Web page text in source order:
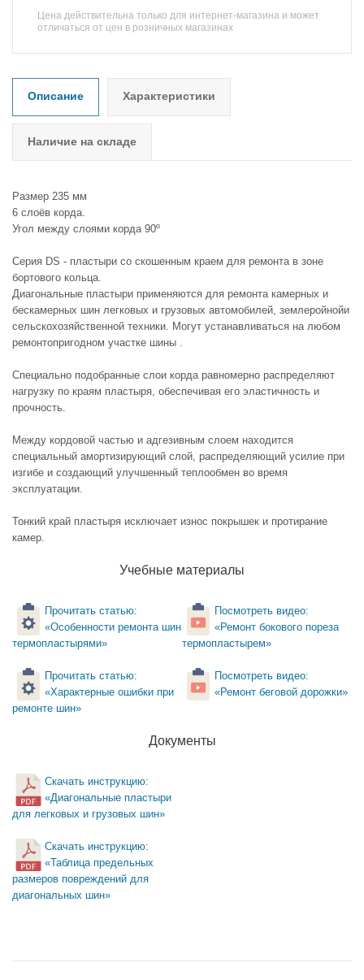
Цена действительна только для интернет-магазина и может
отличаться от цен в розничных магазинах
Описание Характеристики
Наличие на складе
Размер 235 мм
6 слоёв корда.
Угол между слоями корда 90º
Серия DS - пластыри со скошенным краем для ремонта в зоне
бортового кольца.
Диагональные пластыри применяются для ремонта камерных и
бескамерных шин легковых и грузовых автомобилей, землеройнойи
сельскохозяйственной техники. Могут устанавливаться на любом
ремонтопригодном участке шины .
Специально подобранные слои корда равномерно распределяют
нагрузку по краям пластыря, обеспечивая его эластичность и
прочность.
Между кордовой частью и адгезивным слоем находится
специальный амортизирующий слой, распределяющий усилие при
изгибе и создающий улучшенный теплообмен во время
эксплуатации.
Тонкий край пластыря исключает износ покрышек и протирание
камер.
Учебные материалы
Прочитать статью:
«Особенности ремонта шин
термопластырями»
Прочитать статью:
«Характерные ошибки при
ремонте шин»
Посмотреть видео:
«Ремонт бокового пореза
термопластырем»
Посмотреть видео:
«Ремонт беговой дорожки»
Документы
Скачать инструкцию:
«Диагональные пластыри
для легковых и грузовых шин»
Скачать инструкцию:
«Таблица предельных
размеров повреждений для
диагональных шин»